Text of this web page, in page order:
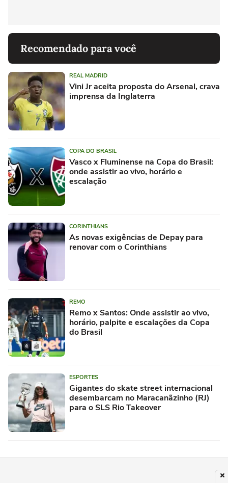
Recomendado para você
REAL MADRID
Vini Jr aceita proposta do Arsenal, crava
imprensa da Inglaterra
COPA DO BRASIL
Vasco x Fluminense na Copa do Brasil:
onde assistir ao vivo, horário e
escalação
CORINTHIANS
As novas exigências de Depay para
renovar com o Corinthians
REMO
Remo x Santos: Onde assistir ao vivo,
horário, palpite e escalações da Copa
do Brasil
ESPORTES
Gigantes do skate street internacional
desembarcam no Maracanãzinho (RJ)
para o SLS Rio Takeover